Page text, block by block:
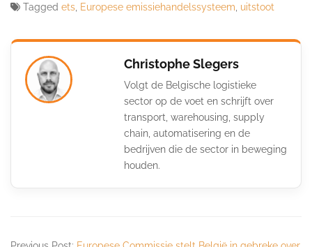
Tagged ets Europese emissiehandelssysteem uitstoot
Christophe Slegers
Volgt de Belgische logistieke
sector op de voet en schrijft over
transport, warehousing, supply
chain, automatisering en de
bedrijven die de sector in beweging
houden.